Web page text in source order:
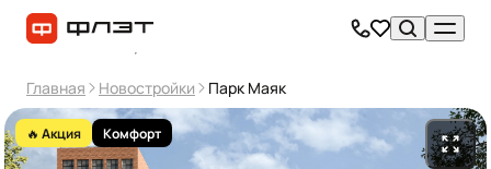
Главная Новостройки Парк Маяк
🔥 Акция Комфорт